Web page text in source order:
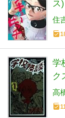
ス)
住
学
ク
高